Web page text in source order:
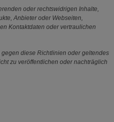
oder rechtswidrigen Inhalte,
Anbieter oder Webseiten,
Kontaktdaten oder vertraulichen
diese Richtlinien oder geltendes
zu veröffentlichen oder nachträglich